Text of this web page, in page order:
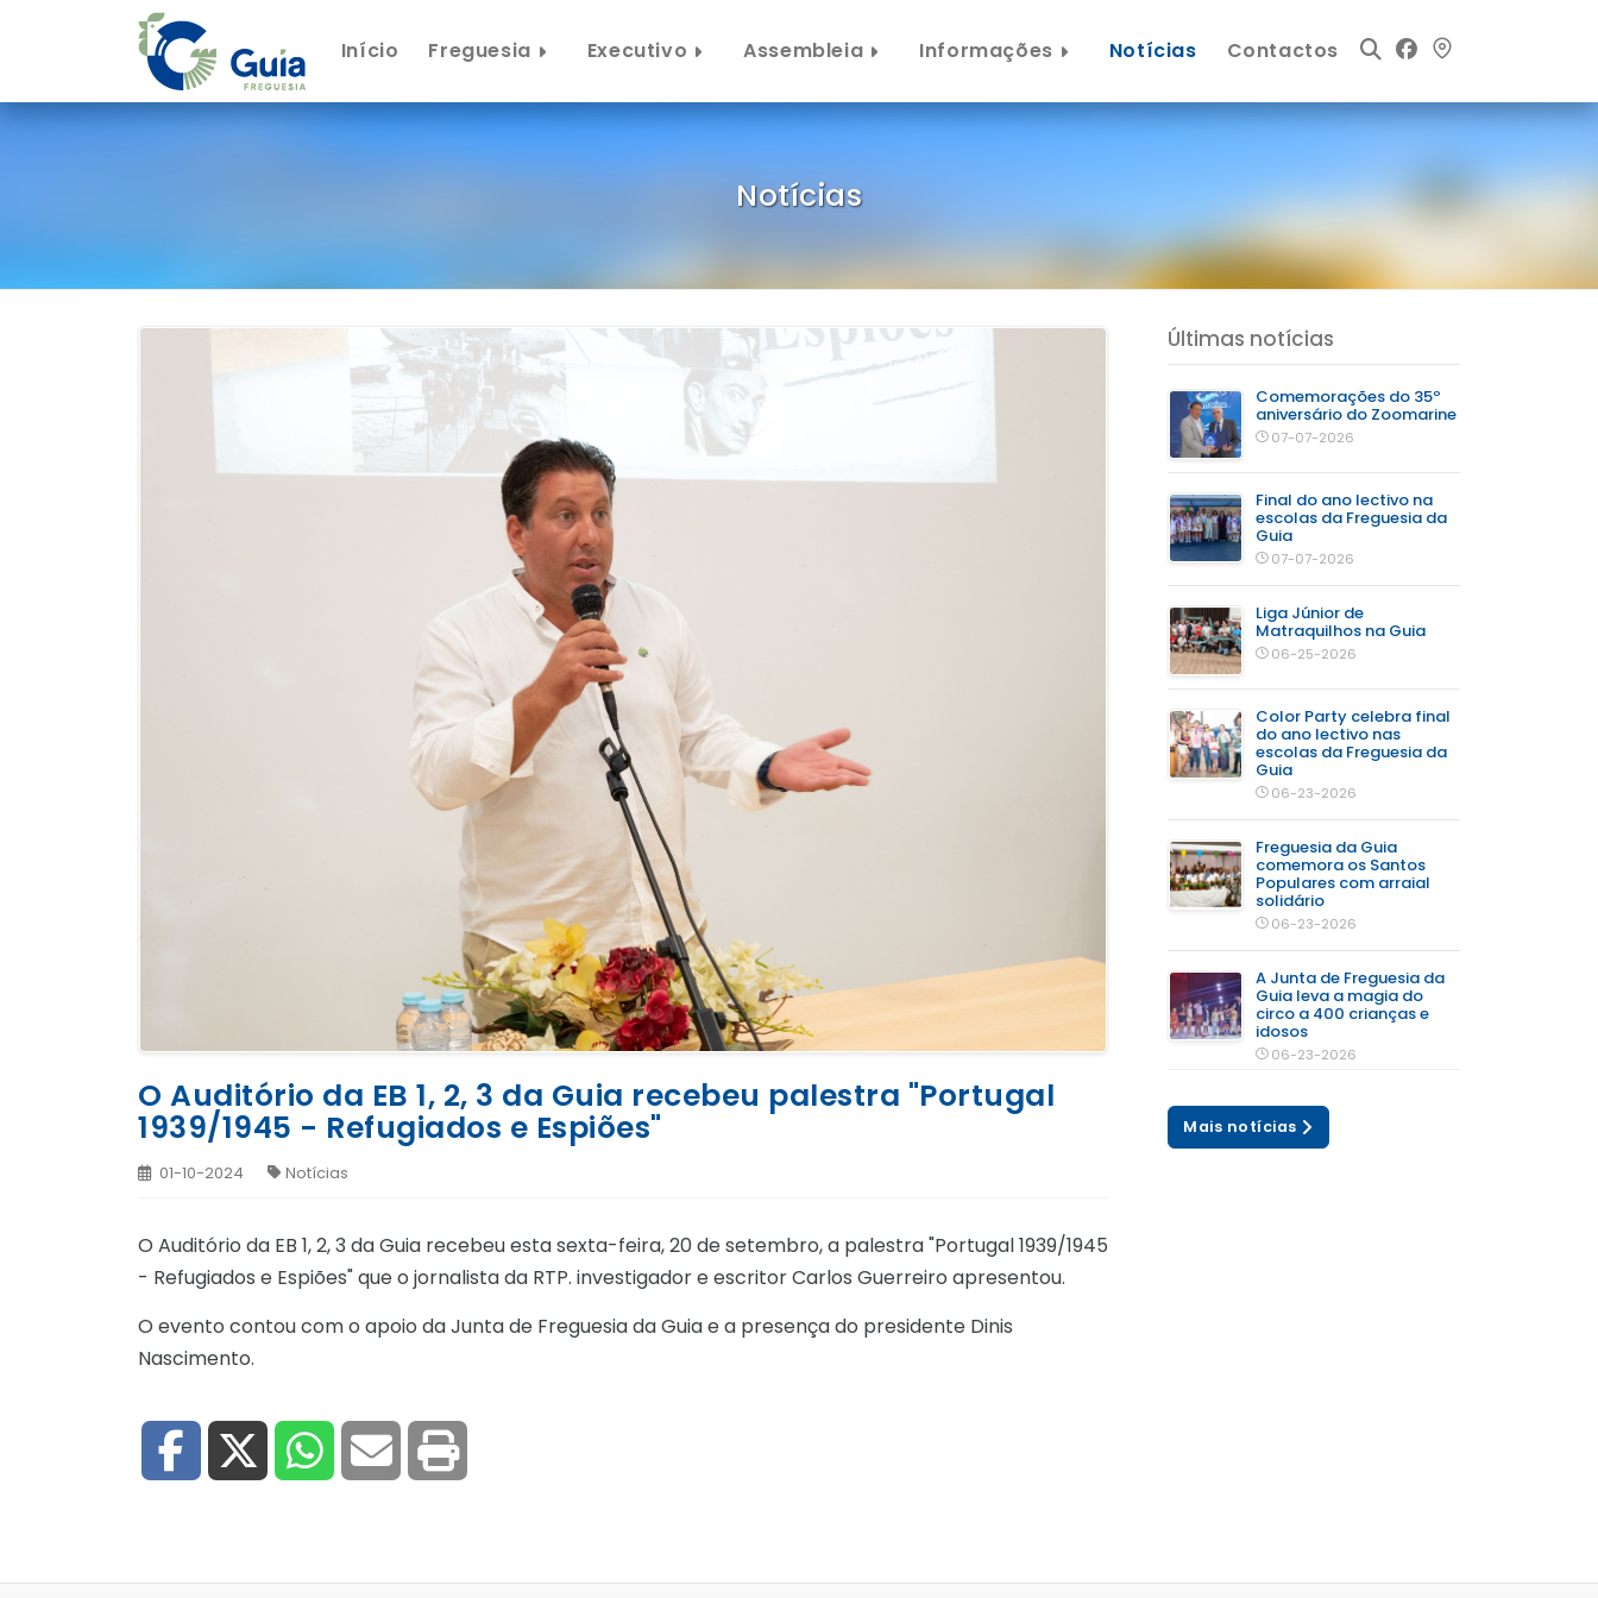
Início Freguesia Executivo Assembleia Informações Notícias Contactos
Notícias
O Auditório da EB 1, 2, 3 da Guia recebeu palestra "Portugal
1939/1945 - Refugiados e Espiões"
01-10-2024 Notícias
O Auditório da EB 1, 2, 3 da Guia recebeu esta sexta-feira, 20 de setembro, a palestra "Portugal 1939/1945
- Refugiados e Espiões" que o jornalista da RTP. investigador e escritor Carlos Guerreiro apresentou.
O evento contou com o apoio da Junta de Freguesia da Guia e a presença do presidente Dinis
Nascimento.
Últimas notícias
Comemorações do 35º
aniversário do Zoomarine
07-07-2026
Final do ano lectivo na
escolas da Freguesia da
Guia
07-07-2026
Liga Júnior de
Matraquilhos na Guia
06-25-2026
Color Party celebra final
do ano lectivo nas
escolas da Freguesia da
Guia
06-23-2026
Freguesia da Guia
comemora os Santos
Populares com arraial
solidário
06-23-2026
A Junta de Freguesia da
Guia leva a magia do
circo a 400 crianças e
idosos
06-23-2026
Mais notícias